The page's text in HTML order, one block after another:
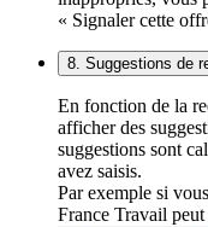
« Signaler cette
8. Suggestions de
En fonction de la
afficher des
suggestions sont
avez saisis.
Par exemple si
France Travail